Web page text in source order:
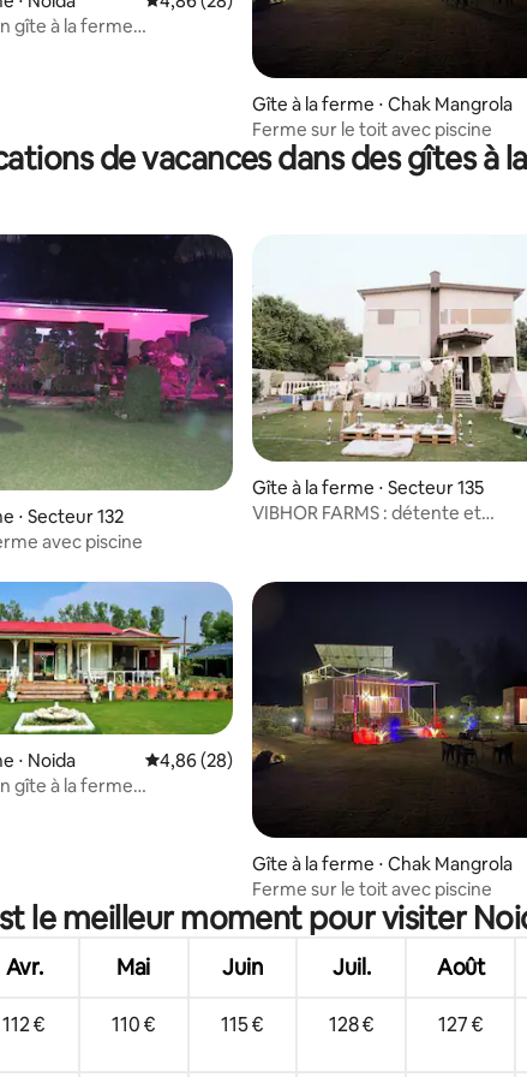
gîte à la ferme
Gîte à la ferme ⋅ Chak Mangrola
Ferme sur le toit avec piscine
de vacances dans des gîtes à
de 18 commentaires : 4,44 sur 5
⋅ Secteur 132
avec piscine
Gîte à la ferme ⋅ Secteur 135
VIBHOR FARMS : détente et
⋅ Noida Évaluation moyenne sur la base de 28
4,86 (28)
gîte à la ferme
Gîte à la ferme ⋅ Chak Mangrola
Ferme sur le toit avec piscine
le meilleur moment pour visiter
Avr. Mai Juin Juil. Août
112 € 110 € 115 € 128 € 127 €